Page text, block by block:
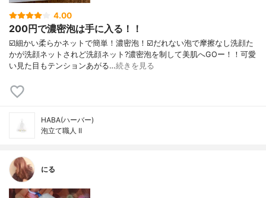
4.00
200円で濃密泡は手に入る！！
☑️細かい柔らかネットで簡単！濃密泡！☑️だれない泡で摩擦なし洗顔た
かが洗顔ネットされど洗顔ネット?濃密泡を制して美肌へGOー！！可愛
い見た目もテンションあがる…続きを見る
HABA(ハーバー)
泡立て職人 II
にる